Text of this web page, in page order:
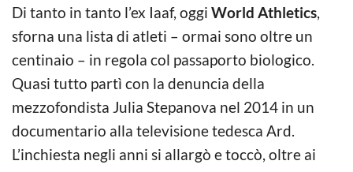
Di tanto in tanto l’ex Iaaf, oggi World Athletics,
sforna una lista di atleti – ormai sono oltre un
centinaio – in regola col passaporto biologico.
Quasi tutto partì con la denuncia della
mezzofondista Julia Stepanova nel 2014 in un
documentario alla televisione tedesca Ard.
L’inchiesta negli anni si allargò e toccò, oltre ai